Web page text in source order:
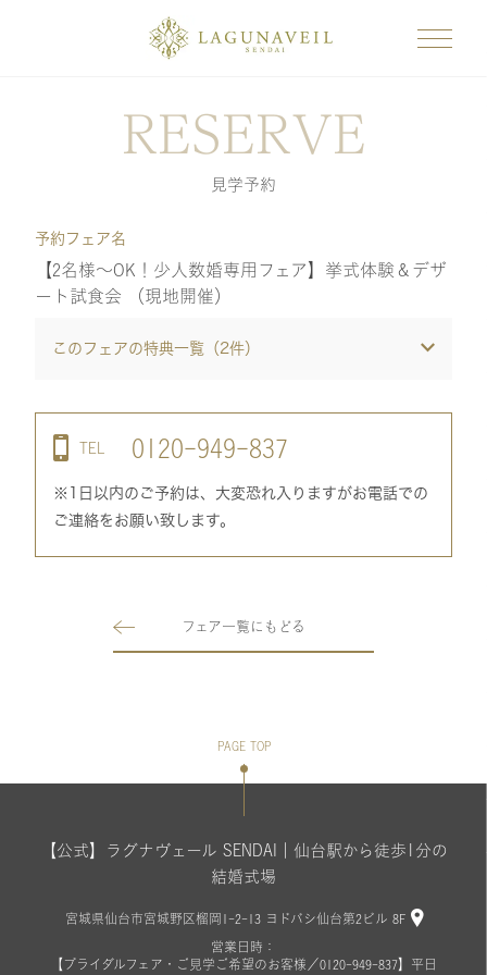
RESERVE
見学予約
予約フェア名
【2名様～OK！少人数婚専用フェア】挙式体験＆デザ
ート試食会 （現地開催）
このフェアの特典一覧（ 2件）
TEL 0120-949-837
※1日以内のご予約は、大変恐れ入りますがお電話での
ご連絡をお願い致します。
フェア一覧にもどる
PAGE TOP
【公式】ラグナヴェール SENDAI｜仙台駅から徒歩1分の
結婚式場
宮城県仙台市宮城野区榴岡1-2-13 ヨドバシ仙台第2ビル 8F
営業日時：
【ブライダルフェア・ご見学ご希望のお客様／0120-949-837】平日